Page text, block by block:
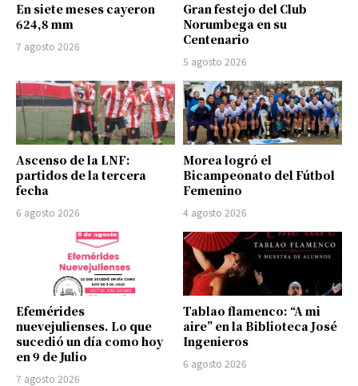
En siete meses cayeron
624,8 mm
7 agosto 2026
Gran festejo del Club
Norumbega en su
Centenario
5 agosto 2026
Ascenso de la LNF:
partidos de la tercera
fecha
6 agosto 2026
Morea logró el
Bicampeonato del Fútbol
Femenino
4 agosto 2026
Efemérides
nuevejulienses. Lo que
sucedió un día como hoy
en 9 de Julio
7 agosto 2026
Tablao flamenco: “A mi
aire” en la Biblioteca José
Ingenieros
6 agosto 2026